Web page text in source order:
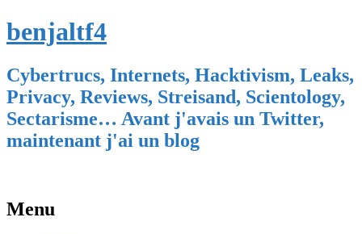
benjaltf4
Cybertrucs, Internets, Hacktivism, Leaks,
Privacy, Reviews, Streisand, Scientology,
Sectarisme… Avant j'avais un Twitter,
maintenant j'ai un blog
Menu